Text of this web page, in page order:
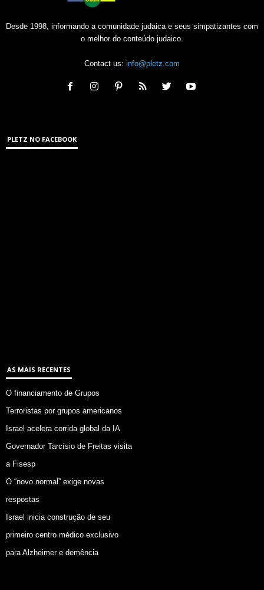
Desde 1998, informando a comunidade judaica e seus simpatizantes com
o melhor do conteúdo judaico.
Contact us: info@pletz.com
PLETZ NO FACEBOOK
AS MAIS RECENTES
O financiamento de Grupos
Terroristas por grupos americanos
Israel acelera corrida global da IA
Governador Tarcísio de Freitas visita
a Fisesp
O “novo normal” exige novas
respostas
Israel inicia construção de seu
primeiro centro médico exclusivo
para Alzheimer e demência